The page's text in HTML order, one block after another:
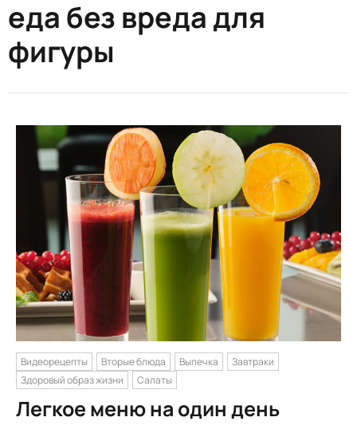
еда без вреда для
фигуры
Видеорецепты Вторые блюда Выпечка
Завтраки
Здоровый образ жизни
Салаты
Легкое меню на один день